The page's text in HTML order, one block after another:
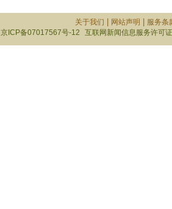
关于我们 网站声明
服务条
京ICP备07017567号-12
互联网新闻信息服务许可证